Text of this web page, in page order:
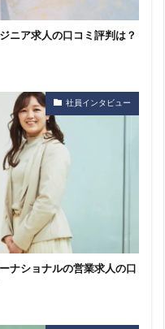
ニア求人の口コミ評判は？
社員インタビュー
ナショナルの営業求人の口